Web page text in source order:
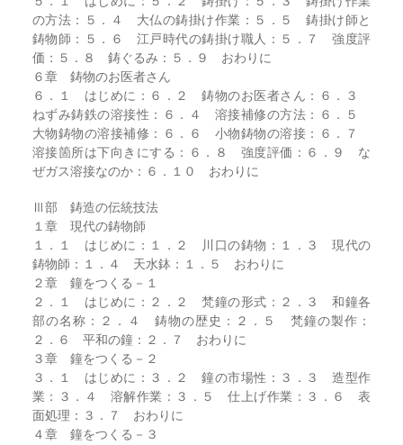
の方法：５．４ 大仏の鋳掛け作業：５．５ 鋳掛け師と
鋳物師：５．６ 江戸時代の鋳掛け職人：５．７ 強度評
価：５．８ 鋳ぐるみ：５．９ おわりに
６章 鋳物のお医者さん
６．１ はじめに：６．２ 鋳物のお医者さん：６．３
ねずみ鋳鉄の溶接性：６．４ 溶接補修の方法：６．５
大物鋳物の溶接補修：６．６ 小物鋳物の溶接：６．７
溶接箇所は下向きにする：６．８ 強度評価：６．９ な
ぜガス溶接なのか：６．１０ おわりに
Ⅲ部 鋳造の伝統技法
１章 現代の鋳物師
１．１ はじめに：１．２ 川口の鋳物：１．３ 現代の
鋳物師：１．４ 天水鉢：１．５ おわりに
２章 鐘をつくる－１
２．１ はじめに：２．２ 梵鐘の形式：２．３ 和鐘各
部の名称：２．４ 鋳物の歴史：２．５ 梵鐘の製作：
２．６ 平和の鐘：２．７ おわりに
３章 鐘をつくる－２
３．１ はじめに：３．２ 鐘の市場性：３．３ 造型作
業：３．４ 溶解作業：３．５ 仕上げ作業：３．６ 表
面処理：３．７ おわりに
４章 鐘をつくる－３